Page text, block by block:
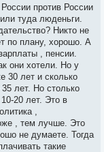
против России
туда люденьги.
Никто не
по плану, хорошо. А
, пенсии.
они хотели. Но у
30 лет и сколько
лет. Но столько
20 лет. Это в
,
, тем лучше. Это
не думаете. Тогда
такие